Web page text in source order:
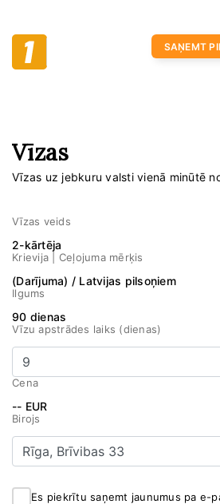
SAŅEMT
Vīzas
Vīzas uz jebkuru valsti vienā minūtē
Vīzas veids
2-kārtēja
Krievija | Ceļojuma mērķis
(Darījuma) / Latvijas pilsoņiem
Ilgums
90 dienas
Vīzu apstrādes laiks (dienas)
Cena
-- EUR
Birojs
Es piekrītu saņemt jaunumus pa e-